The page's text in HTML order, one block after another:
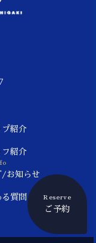
Reserve
ご予約
プ紹介
フ紹介
/お知らせ
る質問